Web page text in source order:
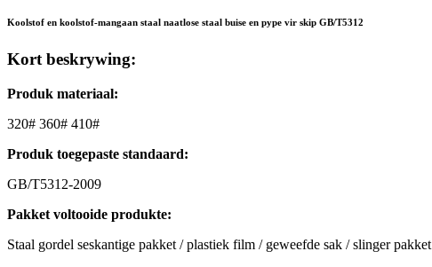
Koolstof en koolstof-mangaan staal naatlose staal buise en pype vir skip GB/T5312
Kort beskrywing:
Produk materiaal:
320# 360# 410#
Produk toegepaste standaard:
GB/T5312-2009
Pakket voltooide produkte:
Staal gordel seskantige pakket / plastiek film / geweefde sak / slinger pakket